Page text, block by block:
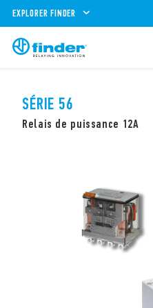
EXPLORER FINDER
SÉRIE 56
Relais de puissance 12A